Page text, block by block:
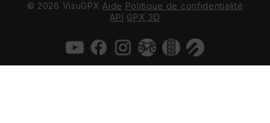
© 2026 VisuGPX Aide Politique de confidentialité
API GPX 3D